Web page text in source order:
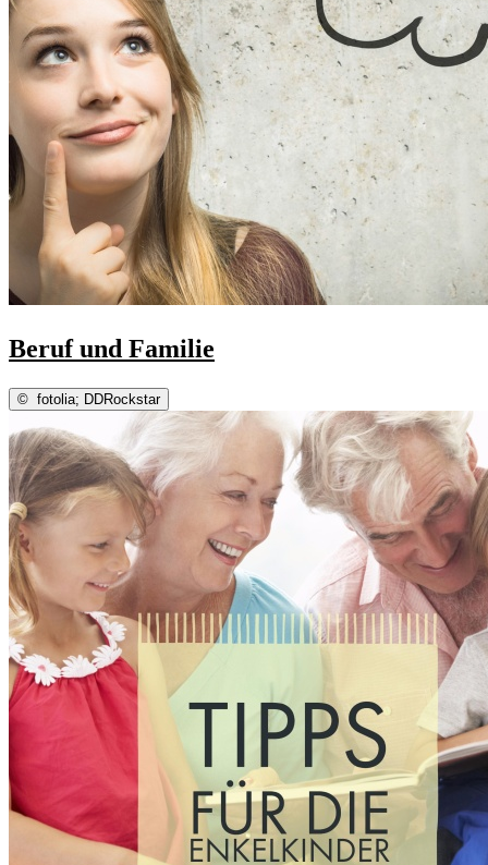
Beruf und Familie
© fotolia; DDRockstar